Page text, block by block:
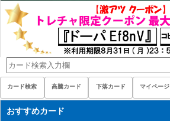
カード検索 高騰カード 下落カード マイページ
おすすめカード